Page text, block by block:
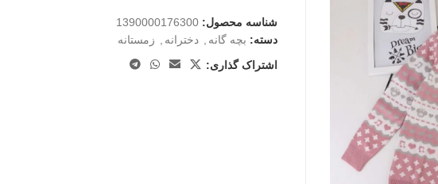
شناسه محصول:1390000176300
دسته: بچه گانه دخترانه
زمستانه
اشتراک گذاری: